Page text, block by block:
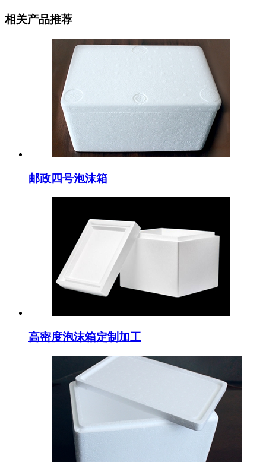
相关产品推荐
邮政四号泡沫箱
高密度泡沫箱定制加工